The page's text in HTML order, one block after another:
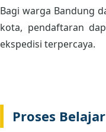
Bagi warga Bandung
kota, pendaftaran
ekspedisi terpercaya.
Proses